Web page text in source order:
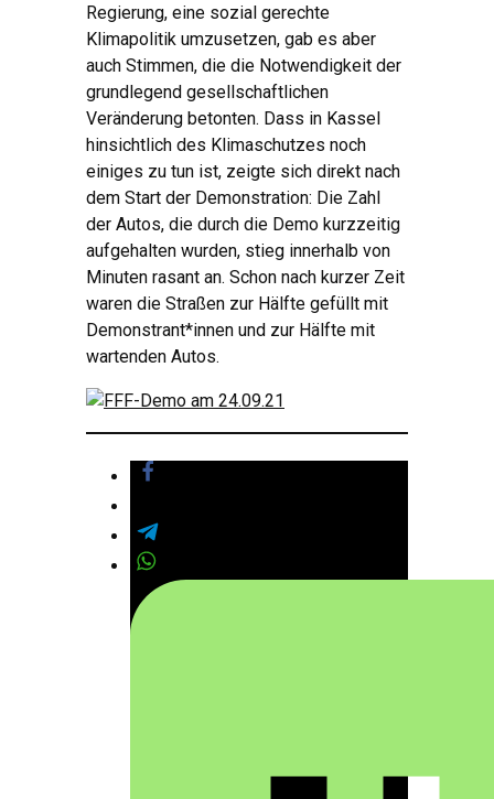
Regierung, eine sozial gerechte
Klimapolitik umzusetzen, gab es aber
auch Stimmen, die die Notwendigkeit der
grundlegend gesellschaftlichen
Veränderung betonten. Dass in Kassel
hinsichtlich des Klimaschutzes noch
einiges zu tun ist, zeigte sich direkt nach
dem Start der Demonstration: Die Zahl
der Autos, die durch die Demo kurzzeitig
aufgehalten wurden, stieg innerhalb von
Minuten rasant an. Schon nach kurzer Zeit
waren die Straßen zur Hälfte gefüllt mit
Demonstrant*innen und zur Hälfte mit
wartenden Autos.